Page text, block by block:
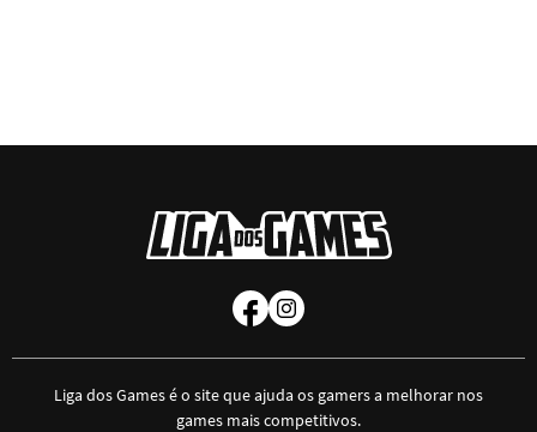
Liga dos Games é o site que ajuda os gamers a melhorar nos
games mais competitivos.